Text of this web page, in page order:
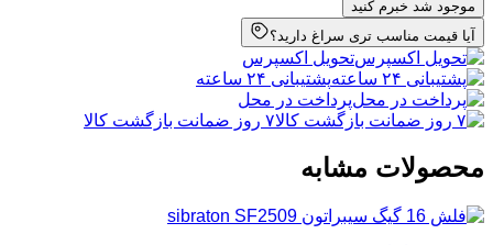
موجود شد خبرم کنید
آیا قیمت مناسب تری سراغ دارید؟
تحویل اکسپرس
پشتیبانی ۲۴ ساعته
پرداخت در محل
۷ روز ضمانت بازگشت کالا
محصولات مشابه